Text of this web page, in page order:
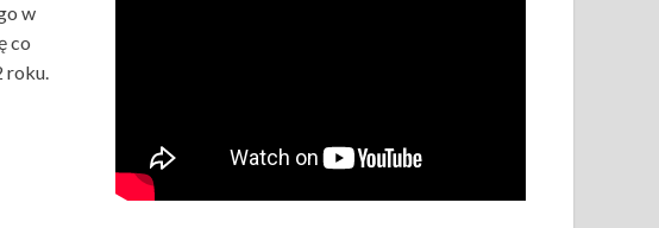
w
co
roku.